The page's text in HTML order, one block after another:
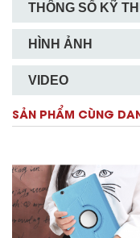
THÔNG SỐ KỸ
HÌNH ẢNH
VIDEO
SẢN PHẨM CÙNG